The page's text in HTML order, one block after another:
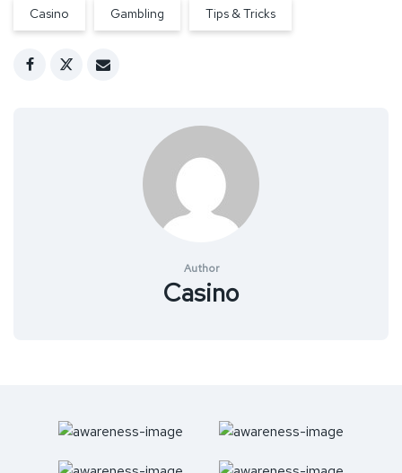
Casino Gambling Tips & Tricks
Author
Casino